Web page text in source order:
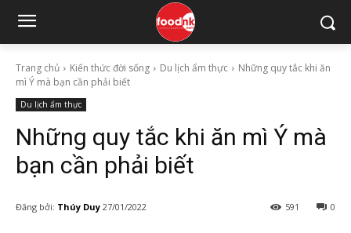
Trang chủ Kiến thức đời sống Du lịch ẩm thực
Những quy tắc khi ăn
mì Ý mà bạn cần phải biết
Du lịch ẩm thực
Những quy tắc khi ăn mì Ý mà
bạn cần phải biết
Đăng bởi: Thúy Duy 27/01/2022 0
591